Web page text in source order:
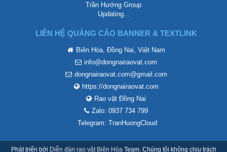
Trần Hướng Group
Updating...
LIÊN HỆ QUẢNG CÁO BANNER & TEXTLINK
Biên Hòa, Đồng Nai, Việt Nam
info@dongnairaovat.com
dongnairaovat.com@gmail.com
https://dongnairaovat.com
Rao vặt Đồng Nai
Zalo: 0937 734 799
Telegram: TranHuongCloud
Phát triển bởi Diễn đàn rao vặt Biên Hòa Team. Chúng tôi không chịu trách